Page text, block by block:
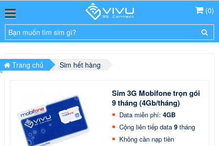
(0)
Trang chủ Sim hết hàng
Sim 3G Mobifone trọn gói
9 tháng (4Gb/tháng)
Data miễn phí: 4GB
Cộng liên tiếp data 9 tháng
Không cần nạp tiền